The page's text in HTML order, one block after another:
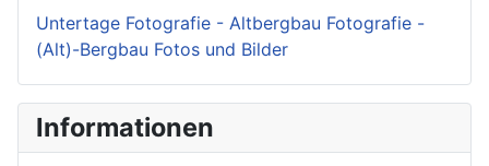
Untertage Fotografie - Altbergbau Fotografie -
(Alt)-Bergbau Fotos und Bilder
Informationen